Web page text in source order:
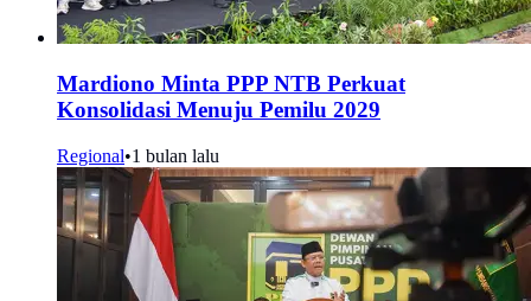
Mardiono Minta PPP NTB Perkuat
Konsolidasi Menuju Pemilu 2029
Regional•1 bulan lalu